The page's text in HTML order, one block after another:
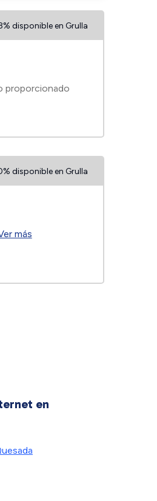
disponible en Grulla
proporcionado
disponible en Grulla
más
en